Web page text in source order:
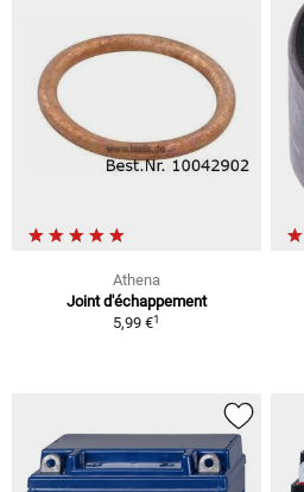
Athena
Joint d'échappement
5,99 €1